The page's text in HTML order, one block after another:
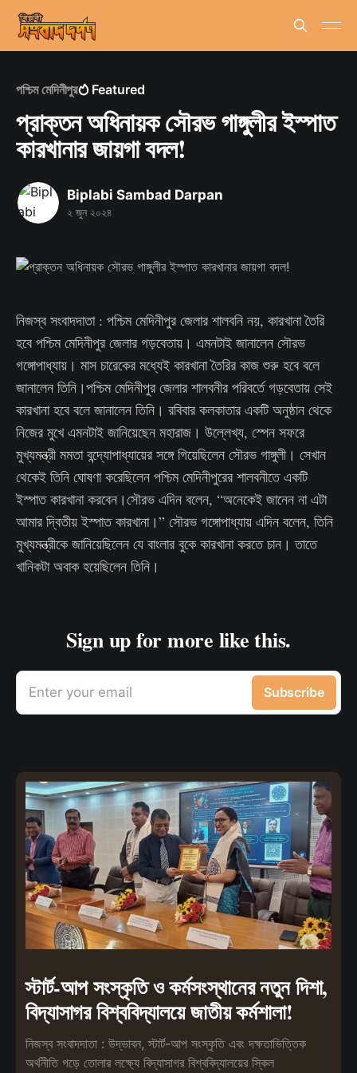
পশ্চিম মেদিনীপুর Featured
প্রাক্তন অধিনায়ক সৌরভ গাঙ্গুলীর ইস্পাত
কারখানার জায়গা বদল!
Biplabi Sambad Darpan
২ জুন ২০২৪
নিজস্ব সংবাদদাতা : পশ্চিম মেদিনীপুর জেলার শালবনি নয়, কারখানা তৈরি
হবে পশ্চিম মেদিনীপুর জেলার গড়বেতায়। এমনটাই জানালেন সৌরভ
গঙ্গোপাধ্যায়। মাস চারেকের মধ্যেই কারখানা তৈরির কাজ শুরু হবে বলে
জানালেন তিনি।পশ্চিম মেদিনীপুর জেলার শালবনীর পরিবর্তে গড়বেতায় সেই
কারখানা হবে বলে জানালেন তিনি। রবিবার কলকাতার একটি অনুষ্ঠান থেকে
নিজের মুখে এমনটাই জানিয়েছেন মহারাজ। উল্লেখ্য, স্পেন সফরে
মুখ্যমন্ত্রী মমতা বন্দ্যোপাধ্যায়ের সঙ্গে গিয়েছিলেন সৌরভ গাঙ্গুলী। সেখান
থেকেই তিনি ঘোষণা করেছিলেন পশ্চিম মেদিনীপুরের শালবনীতে একটি
ইস্পাত কারখানা করবেন।সৌরভ এদিন বলেন, “অনেকেই জানেন না এটা
আমার দ্বিতীয় ইস্পাত কারখানা।” সৌরভ গঙ্গোপাধ্যায় এদিন বলেন, তিনি
মুখ্যমন্ত্রীকে জানিয়েছিলেন যে বাংলার বুকে কারখানা করতে চান। তাতে
খানিকটা অবাক হয়েছিলেন তিনি।
Sign up for more like this.
Enter your email Subscribe
স্টার্ট-আপ সংস্কৃতি ও কর্মসংস্থানের নতুন দিশা,
বিদ্যাসাগর বিশ্ববিদ্যালয়ে জাতীয় কর্মশালা!
নিজস্ব সংবাদদাতা : উদ্ভাবন, স্টার্ট-আপ সংস্কৃতি এবং দক্ষতাভিত্তিক
অর্থনীতি গড়ে তোলার লক্ষ্যে বিদ্যাসাগর বিশ্ববিদ্যালয়ের স্কিল